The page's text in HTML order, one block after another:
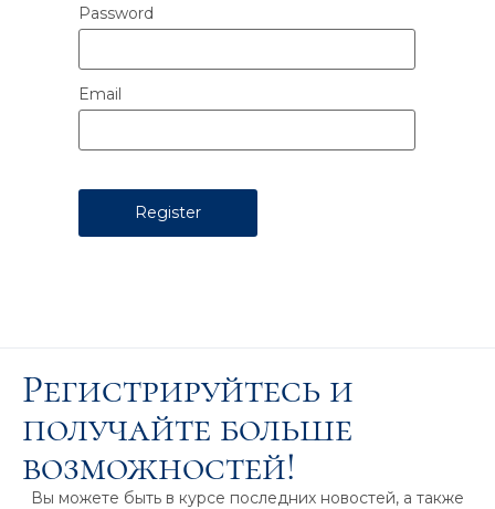
Password
Email
Регистрируйтесь и
получайте больше
возможностей!
Вы можете быть в курсе последних новостей, а также